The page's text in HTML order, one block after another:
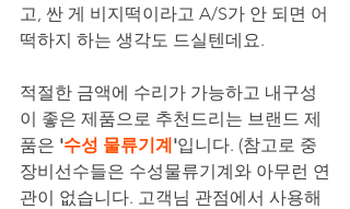
고, 싼 게 비지떡이라고 A/S가 안 되면 어
떡하지 하는 생각도 드실텐데요.
적절한 금액에 수리가 가능하고 내구성
이 좋은 제품으로 추천드리는 브랜드 제
품은 '수성 물류기계'입니다. (참고로 중
장비선수들은 수성물류기계와 아무런 연
관이 없습니다. 고객님 관점에서 사용해